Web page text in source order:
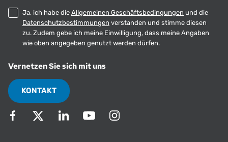
Ja, ich habe die Allgemeinen Geschäftsbedingungen und die
Datenschutzbestimmungen verstanden und stimme diesen
zu. Zudem gebe ich meine Einwilligung, dass meine Angaben
wie oben angegeben genutzt werden dürfen.
Vernetzen Sie sich mit uns
KONTAKT